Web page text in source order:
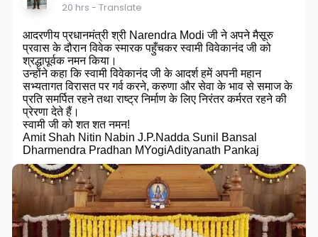
20 hrs - Translate
आदरणीय प्रधानमंत्री श्री Narendra Modi जी ने अपने मैसूरु
प्रवास के दौरान विवेक स्मारक पहुँचकर स्वामी विवेकानंद जी को
श्रद्धापूर्वक नमन किया।
उन्होंने कहा कि स्वामी विवेकानंद जी के आदर्श हमें अपनी महान
सभ्यतागत विरासत पर गर्व करने, करुणा और सेवा के भाव से समाज के
प्रति समर्पित रहने तथा राष्ट्र निर्माण के लिए निरंतर कर्मरत रहने की
प्रेरणा देते हैं।
स्वामी जी को शत शत नमन!
Amit Shah Nitin Nabin J.P.Nadda Sunil Bansal
Dharmendra Pradhan MYogiAdityanath Pankaj